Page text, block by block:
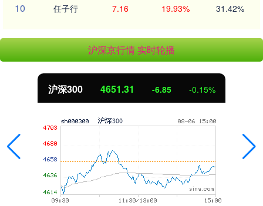
10 任子行 7.16 19.93% 31.42%
沪深京行情 实时轮播
北证50 1122.88 0.30%